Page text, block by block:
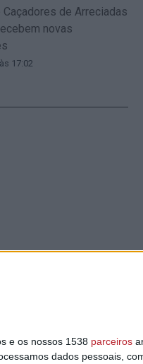
e os nossos 1538 parceiros
dados pessoais,
Caçadores de Arreciadas
novas
17:02